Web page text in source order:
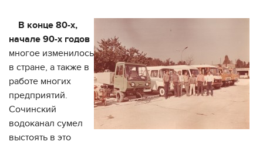
В конце 80-х,
начале 90-х годов
многое изменилось
в стране, а также в
работе многих
предприятий.
Сочинский
водоканал сумел
выстоять в это